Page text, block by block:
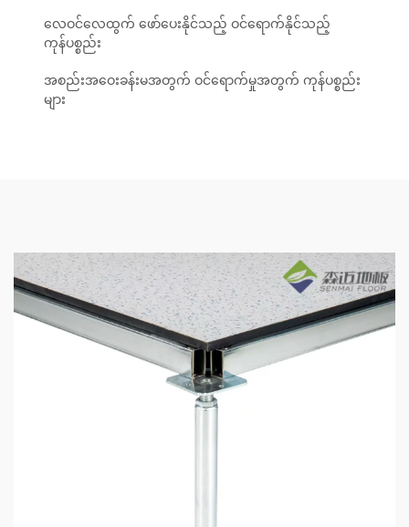
လေဝင်လေထွက် ဖော်ပေးနိုင်သည့် ဝင်ရောက်နိုင်သည့်
ကုန်ပစ္စည်း
အစည်းအဝေးခန်းမအတွက် ဝင်ရောက်မှုအတွက် ကုန်ပစ္စည်း
များ